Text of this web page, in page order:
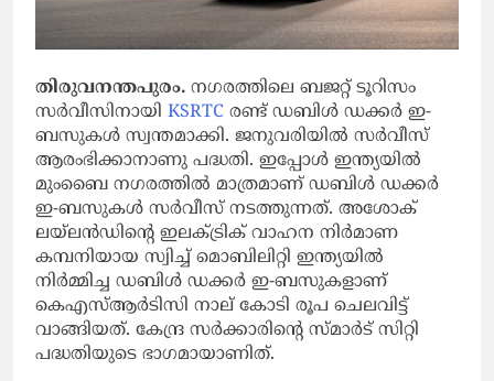
തിരുവനന്തപുരം. നഗരത്തിലെ ബജറ്റ് ടൂറിസം
സര്‍വീസിനായി KSRTC രണ്ട് ഡബിള്‍ ഡക്കര്‍ ഇ-
ബസുകള്‍ സ്വന്തമാക്കി. ജനുവരിയില്‍ സര്‍വീസ്
ആരംഭിക്കാനാണു പദ്ധതി. ഇപ്പോള്‍ ഇന്ത്യയില്‍
മുംബൈ നഗരത്തില്‍ മാത്രമാണ് ഡബിള്‍ ഡക്കര്‍
ഇ-ബസുകള്‍ സര്‍വീസ് നടത്തുന്നത്. അശോക്
ലയ്‌ലന്‍ഡിന്റെ ഇലക്ട്രിക് വാഹന നിര്‍മാണ
കമ്പനിയായ സ്വിച്ച് മൊബിലിറ്റി ഇന്ത്യയിൽ
നിര്‍മ്മിച്ച ഡബിള്‍ ഡക്കര്‍ ഇ-ബസുകളാണ്
കെഎസ്ആര്‍ടിസി നാല് കോടി രൂപ ചെലവിട്ട്
വാങ്ങിയത്. കേന്ദ്ര സര്‍ക്കാരിന്റെ സ്മാര്‍ട് സിറ്റി
പദ്ധതിയുടെ ഭാഗമായാണിത്.